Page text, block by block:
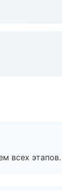
всех этапов.